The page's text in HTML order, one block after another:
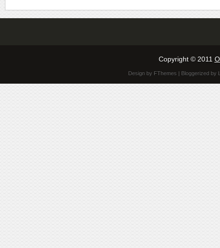
Copyright © 2011
Design by FThemes | Bloggerized by